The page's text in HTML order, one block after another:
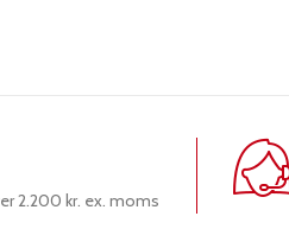
2.200 kr. ex. moms